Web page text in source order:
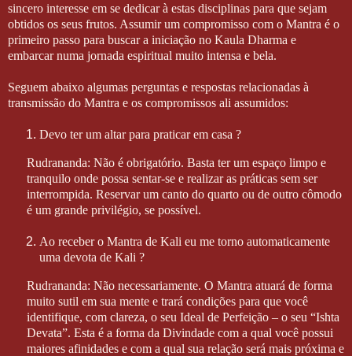
sincero interesse em se dedicar à estas disciplinas para que sejam
obtidos os seus frutos. Assumir um compromisso com o Mantra é o
primeiro passo para buscar a iniciação no Kaula Dharma e
embarcar numa jornada espiritual muito intensa e bela.
Seguem abaixo algumas perguntas e respostas relacionadas à
transmissão do Mantra e os compromissos ali assumidos:
Devo ter um altar para praticar em casa ?
Rudrananda: Não é obrigatório. Basta ter um espaço limpo e
tranquilo onde possa sentar-se e realizar as práticas sem ser
interrompida. Reservar um canto do quarto ou de outro cômodo
é um grande privilégio, se possível.
Ao receber o Mantra de Kali eu me torno automaticamente
uma devota de Kali ?
Rudrananda: Não necessariamente. O Mantra atuará de forma
muito sutil em sua mente e trará condições para que você
identifique, com clareza, o seu Ideal de Perfeição – o seu “Ishta
Devata”. Esta é a forma da Divindade com a qual você possui
maiores afinidades e com a qual sua relação será mais próxima e